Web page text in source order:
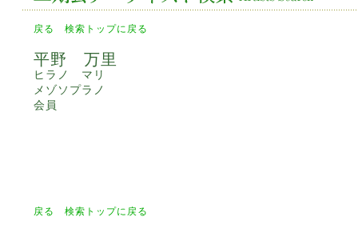
戻る 検索トップに戻る
平野 万里
ヒラノ マリ
メゾソプラノ
会員
戻る 検索トップに戻る